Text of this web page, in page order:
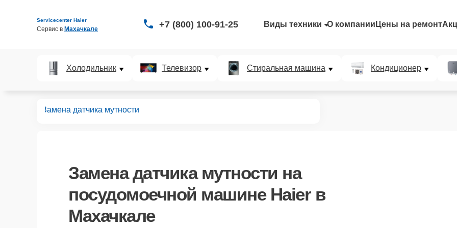
Servicecenter Haier
Сервис в Махачкале +7 (800) 100-91-25 Виды техники О компании Цены на ремонт
Холодильник Телевизор Стиральная машина Кондиционер
Замена датчика мутности
Замена датчика мутности на
посудомоечной машине Haier в
Махачкале